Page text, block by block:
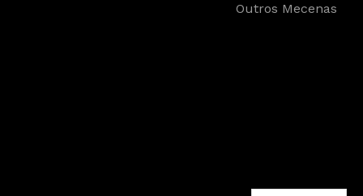
Outros Mecenas